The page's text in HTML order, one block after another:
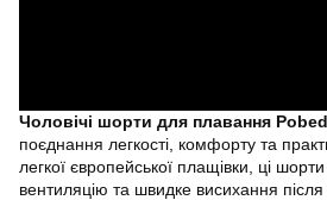
Чоловічі шорти для плавання
поєднання легкості, комфорту та
легкої європейської плащівки, ці
вентиляцію та швидке висихання